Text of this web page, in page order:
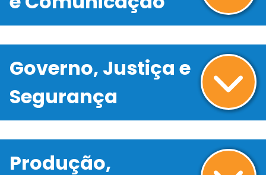
Governo, Justiça e
Segurança
Produção,